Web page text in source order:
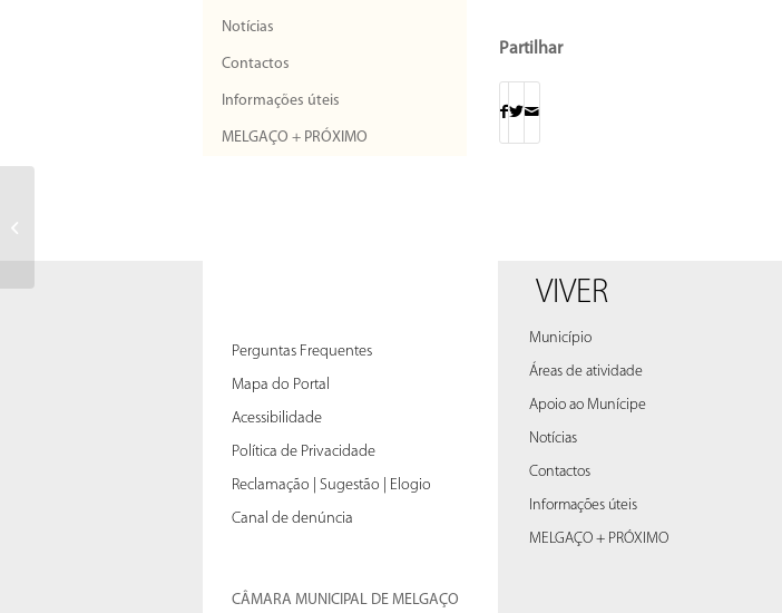
Partilhar
Notícias
Contactos
Informações úteis
MELGAÇO + PRÓXIMO
Perguntas Frequentes
Mapa do Portal
Acessibilidade
Política de Privacidade
Reclamação | Sugestão | Elogio
Canal de denúncia
CÂMARA MUNICIPAL DE MELGAÇO
VIVER
Município
Áreas de atividade
Apoio ao Munícipe
Notícias
Contactos
Informações úteis
MELGAÇO + PRÓXIMO